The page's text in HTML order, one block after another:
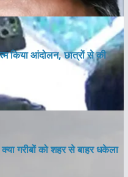
किया आंदोलन, छात्रों से की
गरीबों को शहर से बाहर धकेला